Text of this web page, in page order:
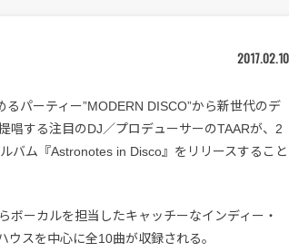
2017.02.10
パーティー”MODERN DISCO”から新世代のデ
唱する注目のDJ／プロデューサーのTAARが、2
バム『Astronotes in Disco』をリリースすること
ボーカルを担当したキャッチーなインディー・
ウスを中心に全10曲が収録される。